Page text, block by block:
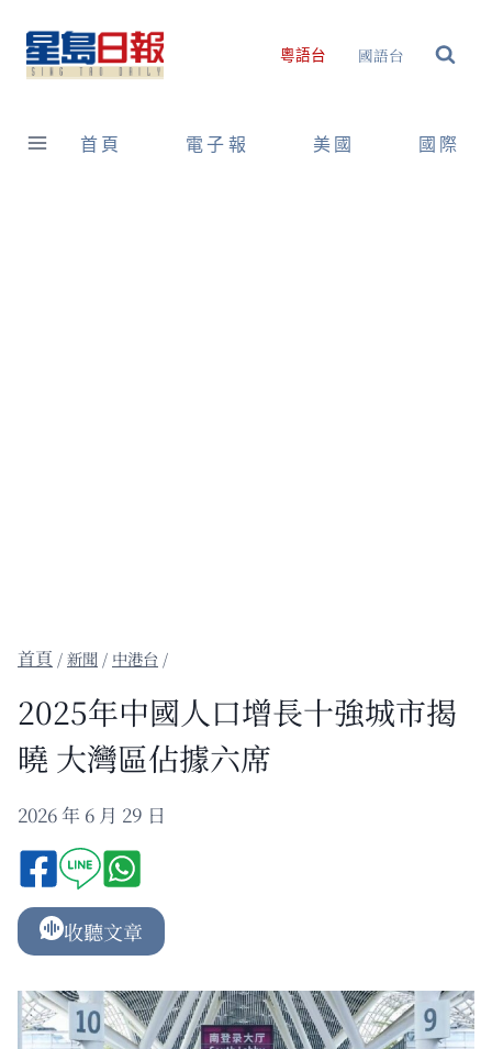
content
粵語台 國語台
首頁 電子報 美國 國際
/新聞 / 中港台 /
2025年中國人口增長十強城市揭
曉 大灣區佔據六席
2026 年 6 月 29 日
收聽文章